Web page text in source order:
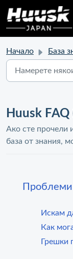
Начало База
Huusk FAQ
Ако сте прочели
база от знания,
Проблеми
Искам
Как
Грешки